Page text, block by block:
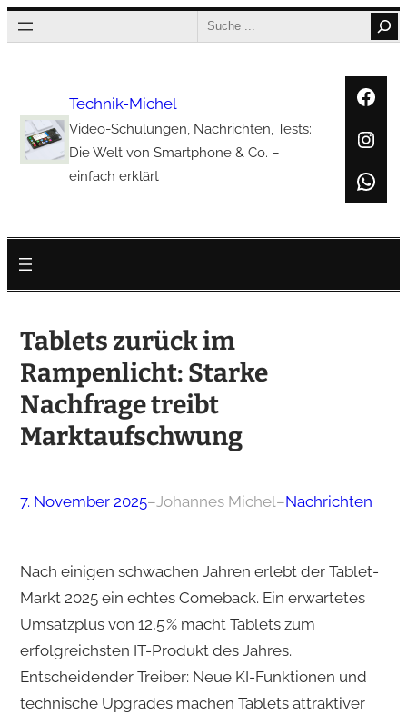
Zum
Inhalt
Search
Technik-Michel
Video-Schulungen, Nachrichten, Tests:
Die Welt von Smartphone & Co. –
einfach erklärt
Tablets zurück im
Rampenlicht: Starke
Nachfrage treibt
Marktaufschwung
7. November 2025–Johannes Michel–Nachrichten
Nach einigen schwachen Jahren erlebt der Tablet-
Markt 2025 ein echtes Comeback. Ein erwartetes
Umsatzplus von 12,5 % macht Tablets zum
erfolgreichsten IT-Produkt des Jahres.
Entscheidender Treiber: Neue KI-Funktionen und
technische Upgrades machen Tablets attraktiver